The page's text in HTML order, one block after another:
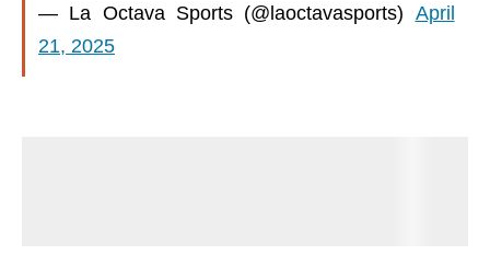
— La Octava Sports (@laoctavasports) April
21, 2025